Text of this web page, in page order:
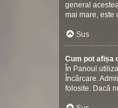
general
mai mare, este
Sus
Cum pot afișa
În Panoul
Încărcare.
folosite. Dacă